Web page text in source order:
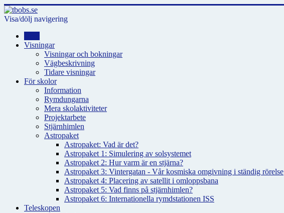
Visa/dölj navigering
Visningar
Visningar och bokningar
Vägbeskrivning
Tidare visningar
För skolor
Information
Rymdungarna
Mera skolaktiviteter
Projektarbete
Stjärnhimlen
Astropaket
Astropaket: Vad är det?
Astropaket 1: Simulering av solsystemet
Astropaket 2: Hur varm är en stjärna?
Astropaket 3: Vintergatan - Vår kosmiska omgivning i ständig rörelse
Astropaket 4: Placering av satellit i omloppsbana
Astropaket 5: Vad finns på stjärnhimlen?
Astropaket 6: Internationella rymdstationen ISS
Teleskopen